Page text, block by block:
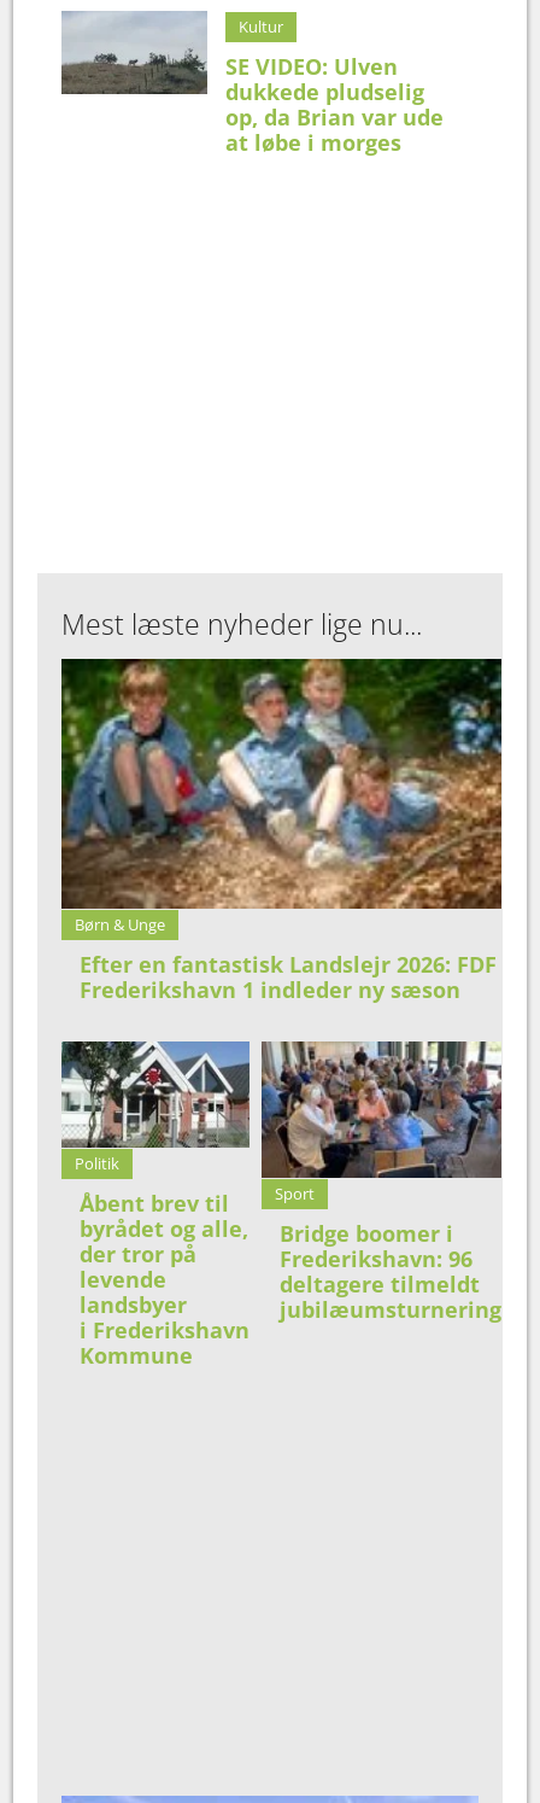
Kultur
SE VIDEO: Ulven
dukkede pludselig
op, da Brian var ude
at løbe i morges
Mest læste nyheder lige nu...
Børn & Unge
Efter en fantastisk Landslejr 2026: FDF
Frederikshavn 1 indleder ny sæson
Politik
Åbent brev til
byrådet og alle,
der tror på
levende
landsbyer
i Frederikshavn
Kommune
Sport
Bridge boomer i
Frederikshavn: 96
deltagere tilmeldt
jubilæumsturnering